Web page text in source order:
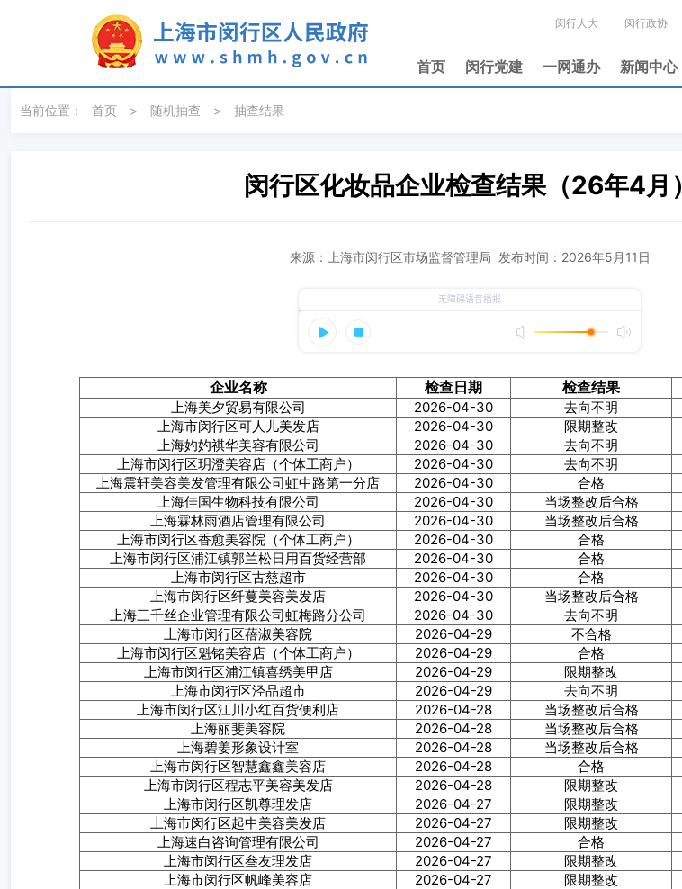
闵行人大 闵行政协
首页 闵行党建 一网通办 新闻中心
当前位置： 首页 > 随机抽查 > 抽查结果
闵行区化妆品企业检查结果（26年4月）
来源：上海市闵行区市场监督管理局 发布时间：2026年5月11日
企业名称 检查日期 检查结果
上海美夕贸易有限公司 2026-04-30 去向不明
上海市闵行区可人儿美发店
2026-04-30 限期整改
上海妁妁祺华美容有限公司
2026-04-30 去向不明
上海市闵行区玥澄美容店（个体工商户）
2026-04-30 去向不明
上海震轩美容美发管理有限公司虹中路第一分店
2026-04-30 合格
上海佳国生物科技有限公司
2026-04-30 当场整改后合格
上海霖林雨酒店管理有限公司
2026-04-30 当场整改后合格
上海市闵行区香愈美容院（个体工商户）
2026-04-30 合格
上海市闵行区浦江镇郭兰松日用百货经营部
2026-04-30 合格
上海市闵行区古慈超市
2026-04-30 合格
上海市闵行区纤蔓美容美发店
2026-04-30 当场整改后合格
上海三千丝企业管理有限公司虹梅路分公司
2026-04-30 去向不明
上海市闵行区蓓淑美容院
2026-04-29 不合格
上海市闵行区魁铭美容店（个体工商户）
2026-04-29 合格
上海市闵行区浦江镇喜绣美甲店
2026-04-29 限期整改
上海市闵行区泾品超市
2026-04-29 去向不明
上海市闵行区江川小红百货便利店
2026-04-28 当场整改后合格
上海丽斐美容院
2026-04-28 当场整改后合格
上海碧姜形象设计室
2026-04-28 当场整改后合格
上海市闵行区智慧鑫鑫美容店
2026-04-28 合格
上海市闵行区程志平美容美发店
2026-04-28 限期整改
上海市闵行区凯尊理发店
2026-04-27 限期整改
上海市闵行区起中美容美发店
2026-04-27 限期整改
上海速白咨询管理有限公司
2026-04-27 合格
上海市闵行区叁友理发店
2026-04-27 限期整改
上海市闵行区帆峰美容店
2026-04-27 限期整改